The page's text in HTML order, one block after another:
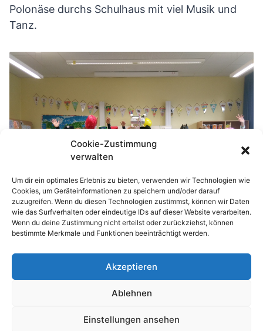
Cookie-Zustimmung
verwalten
Um dir ein optimales Erlebnis zu bieten, verwenden wir Technologien wie
Cookies, um Geräteinformationen zu speichern und/oder darauf
zuzugreifen. Wenn du diesen Technologien zustimmst, können wir Daten
wie das Surfverhalten oder eindeutige IDs auf dieser Website verarbeiten.
Wenn du deine Zustimmung nicht erteilst oder zurückziehst, können
bestimmte Merkmale und Funktionen beeinträchtigt werden.
Akzeptieren
Ablehnen
Einstellungen ansehen
Polonäse durchs Schulhaus mit viel Musik und
Tanz.